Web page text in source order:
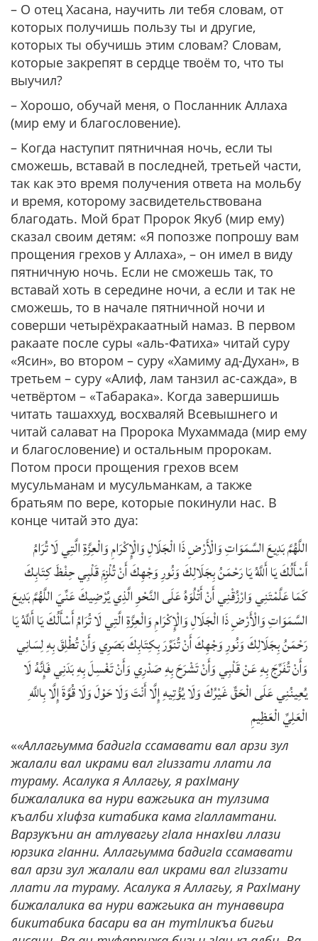
– О отец Хасана, научить ли тебя словам, от
которых получишь пользу ты и другие,
которых ты обучишь этим словам? Словам,
которые закрепят в сердце твоём то, что ты
выучил?
– Хорошо, обучай меня, о Посланник Аллаха
(мир ему и благословение).
– Когда наступит пятничная ночь, если ты
сможешь, вставай в последней, третьей части,
так как это время получения ответа на мольбу
и время, которому засвидетельствована
благодать. Мой брат Пророк Якуб (мир ему)
сказал своим детям: «Я попозже попрошу вам
прощения грехов у Аллаха», – он имел в виду
пятничную ночь. Если не сможешь так, то
вставай хоть в середине ночи, а если и так не
сможешь, то в начале пятничной ночи и
соверши четырёхракаатный намаз. В первом
ракаате после суры «аль-Фатиха» читай суру
«Ясин», во втором – суру «Хамиму ад-Духан», в
третьем – суру «Алиф, лам танзил ас-сажда», в
четвёртом – «Табарака». Когда завершишь
читать ташаххуд, восхваляй Всевышнего и
читай салават на Пророка Мухаммада (мир ему
и благословение) и остальным пророкам.
Потом проси прощения грехов всем
мусульманам и мусульманкам, а также
братьям по вере, которые покинули нас. В
конце читай это дуа:
اللَّهُمَّ بَدِيعَ السَّمَوَاتِ وَالْأَرْضِ ذَا الْجَلَالِ وَالْإِكْرَامِ وَالْعِزَّةِ الَّتِي لَا تُرَامُ
أَسْأَلُكَ يَا أَللَّهُ يَا رَحْمَنُ بِجَلَالِكَ وَنُورِ وَجْهِكَ أَنْ تُلْزِمَ قَلْبِي حِفْظَ كِتَابِكَ
كَمَا عَلَّمْتَنِي وَارْزُقْنِي أَنْ أَتْلُوَهُ عَلَى النَّحْوِ الَّذِي يُرْضِيكَ عَنِّيَ اللَّهُمَّ بَدِيعَ
السَّمَوَاتِ وَالْأَرْضِ ذَا الْجَلَالِ وَالْإِكْرَامِ وَالْعِزَّةِ الَّتِي لَا تُرَامُ أَسْأَلُكَ يَا أَللَّهُ يَا
رَحْمَنُ بِجَلَالِكَ وَنُورِ وَجْهِكَ أَنْ تُنَوِّرَ بِكِتَابِكَ بَصَرِي وَأَنْ تُطْلِقَ بِهِ لِسَانِي
وَأَنْ تُفَرِّجَ بِهِ عَنْ قَلْبِي وَأَنْ تَشْرَحَ بِهِ صَدْرِي وَأَنْ تَغْسِلَ بِهِ بَدَنِي فَإِنَّهُ لَا
يُعِينُنِي عَلَى الْحَقِّ غَيْرُكَ وَلَا يُؤْتِيهِ إِلَّا أَنْتَ وَلَا حَوْلَ وَلَا قُوَّةَ إِلَّا بِاللَّهِ
الْعَلِيِّ الْعَظِيمِ
««Аллагьумма бадигIа ссамавати вал арзи зул
жалали вал икрами вал гIиззати ллати ла
тураму. Асалука я Аллагьу, я рахIману
бижалалика ва нури важгьика ан тулзима
къалби хIифза китабика кама гIалламтани.
Варзукъни ан атлувагьу гIала ннахIви ллази
юрзика гIанни. Аллагьумма бадигIа ссамавати
вал арзи зул жалали вал икрами вал гIиззати
ллати ла тураму. Асалука я Аллагьу, я РахIману
бижалалика ва нури важгьика ан тунаввира
бикитабика басари ва ан тутIликъа бигьи